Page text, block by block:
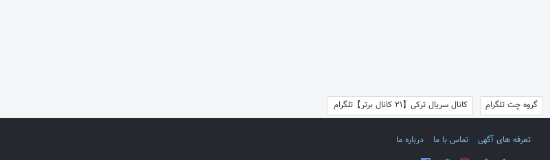
گروه چت تلگرام کانال سریال ترکی【21 کانال برتر】تلگرام
تعرفه های آگهی تماس با ما درباره ما